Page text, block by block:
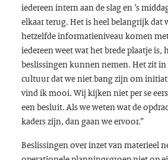
iedereen intern aan de slag en ’s
elkaar terug. Het is heel belangrijk dat
hetzelfde informatieniveau komen
iedereen weet wat het brede plaatje is,
beslissingen kunnen nemen. Het zit in
cultuur dat we niet bang zijn om
vind ik mooi. Wij kijken niet per se
een besluit. Als we weten wat de
kaders zijn, dan gaan we ervoor.”
Beslissingen over inzet van materieel